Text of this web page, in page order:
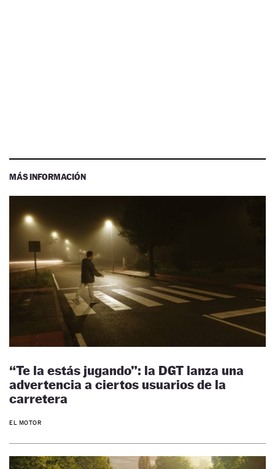
MÁS INFORMACIÓN
“Te la estás jugando”: la DGT lanza una
advertencia a ciertos usuarios de la
carretera
EL MOTOR